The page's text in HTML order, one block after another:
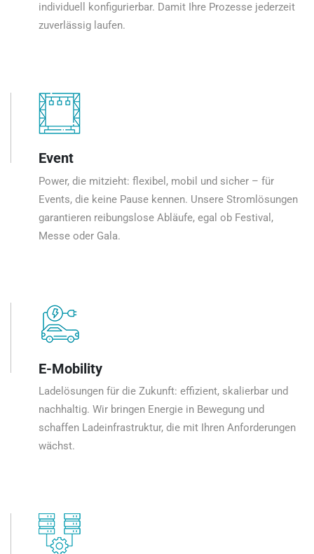
individuell konfigurierbar. Damit Ihre Prozesse jederzeit
zuverlässig laufen.
Event
Power, die mitzieht: flexibel, mobil und sicher – für
Events, die keine Pause kennen. Unsere Stromlösungen
garantieren reibungslose Abläufe, egal ob Festival,
Messe oder Gala.
E-Mobility
Ladelösungen für die Zukunft: effizient, skalierbar und
nachhaltig. Wir bringen Energie in Bewegung und
schaffen Ladeinfrastruktur, die mit Ihren Anforderungen
wächst.